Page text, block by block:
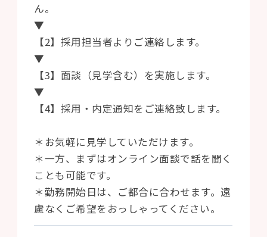
ん。
▼
【2】採用担当者よりご連絡します。
▼
【3】面談（見学含む）を実施します。
▼
【4】採用・内定通知をご連絡致します。
＊お気軽に見学していただけます。
＊一方、まずはオンライン面談で話を聞く
ことも可能です。
＊勤務開始日は、ご都合に合わせます。遠
慮なくご希望をおっしゃってください。